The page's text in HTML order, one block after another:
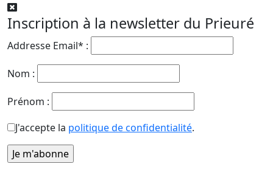
Inscription à la newsletter du Prieuré
Addresse Email* :
Nom :
Prénom :
J'accepte la politique de confidentialité.